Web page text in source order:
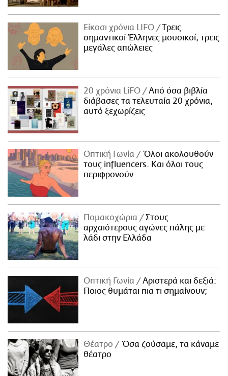
Είκοσι χρόνια LIFO
Tρεις
σημαντικοί Έλληνες μουσικοί, τρεις
μεγάλες απώλειες
20 χρόνια LiFO
Από όσα βιβλία
διάβασες τα τελευταία 20 χρόνια,
αυτό ξεχωρίζεις
Οπτική Γωνία
Όλοι ακολουθούν
τους influencers. Και όλοι τους
περιφρονούν.
Πομακοχώρια
Στους
αρχαιότερους αγώνες πάλης με
λάδι στην Ελλάδα
Οπτική Γωνία
Αριστερά και δεξιά:
Ποιος θυμάται πια τι σημαίνουν;
Θέατρο
Όσα ζούσαμε, τα κάναμε
θέατρο